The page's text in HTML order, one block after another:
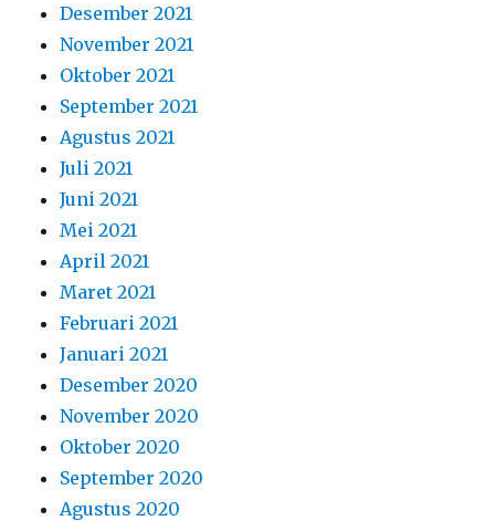
Desember 2021
November 2021
Oktober 2021
September 2021
Agustus 2021
Juli 2021
Juni 2021
Mei 2021
April 2021
Maret 2021
Februari 2021
Januari 2021
Desember 2020
November 2020
Oktober 2020
September 2020
Agustus 2020